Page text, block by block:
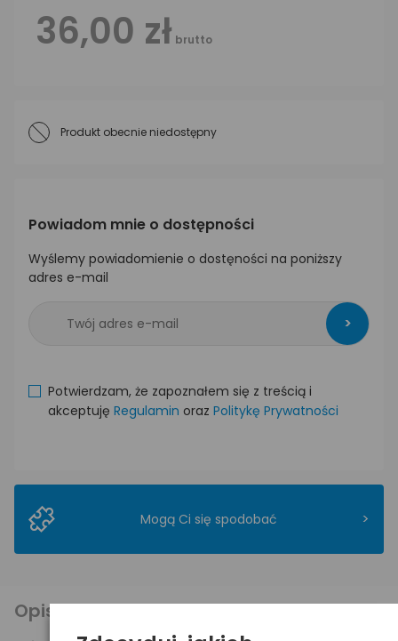
36,00 zł brutto
Produkt obecnie niedostępny
Powiadom mnie o dostępności
Wyślemy powiadomienie o dostęności na poniższy
adres e-mail
>
Potwierdzam, że zapoznałem się z treścią i
akceptuję Regulamin oraz Politykę Prywatności
Mogą Ci się spodobać >
Opis produktu